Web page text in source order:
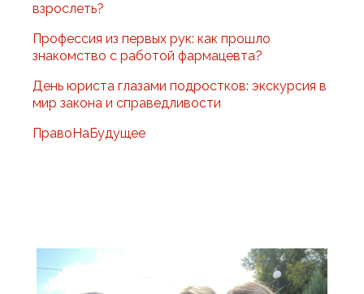
взрослеть?
Профессия из первых рук: как прошло
знакомство с работой фармацевта?
День юриста глазами подростков: экскурсия в
мир закона и справедливости
ПравоНаБудущее